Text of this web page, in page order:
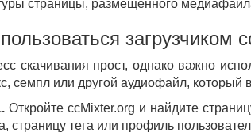
страницы, размещенного
загрузчиком
скачивания прост, однако важно
семпл или другой аудиофайл, который
Откройте ccMixter.org и найдите
страницу тега или профиль